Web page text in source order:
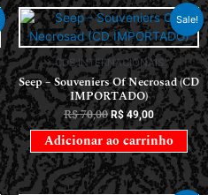
Sale!
CDS INTERNACIONAIS
Seep – Souveniers Of Necrosad (CD
IMPORTADO)
R$70,00 R$49,00
Adicionar ao carrinho